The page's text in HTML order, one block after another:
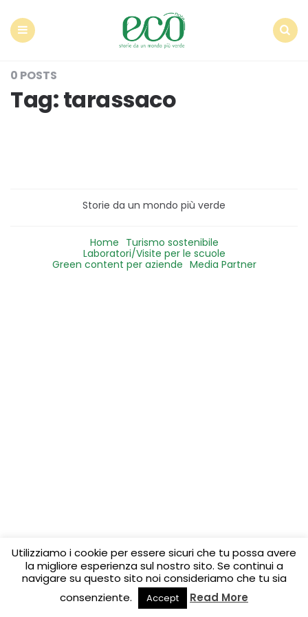
0 POSTS
Tag:tarassaco
Storie da un mondo più verde
Home Turismo sostenibile
Laboratori/Visite per le scuole
Green content per aziende Media Partner
Utilizziamo i cookie per essere sicuri che tu possa avere
la migliore esperienza sul nostro sito. Se continui a
navigare su questo sito noi consideriamo che tu sia
consenziente.
Accept Read More